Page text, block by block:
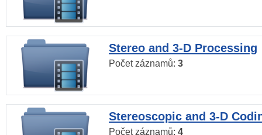
Stereo and 3-D Processing
Počet záznamů: 3
Stereoscopic and 3-D
Počet záznamů: 4